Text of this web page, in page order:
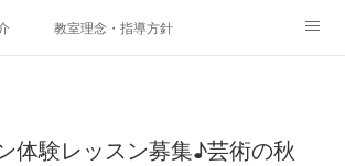
教室理念・指導方針
体験レッスン募集♪芸術の秋